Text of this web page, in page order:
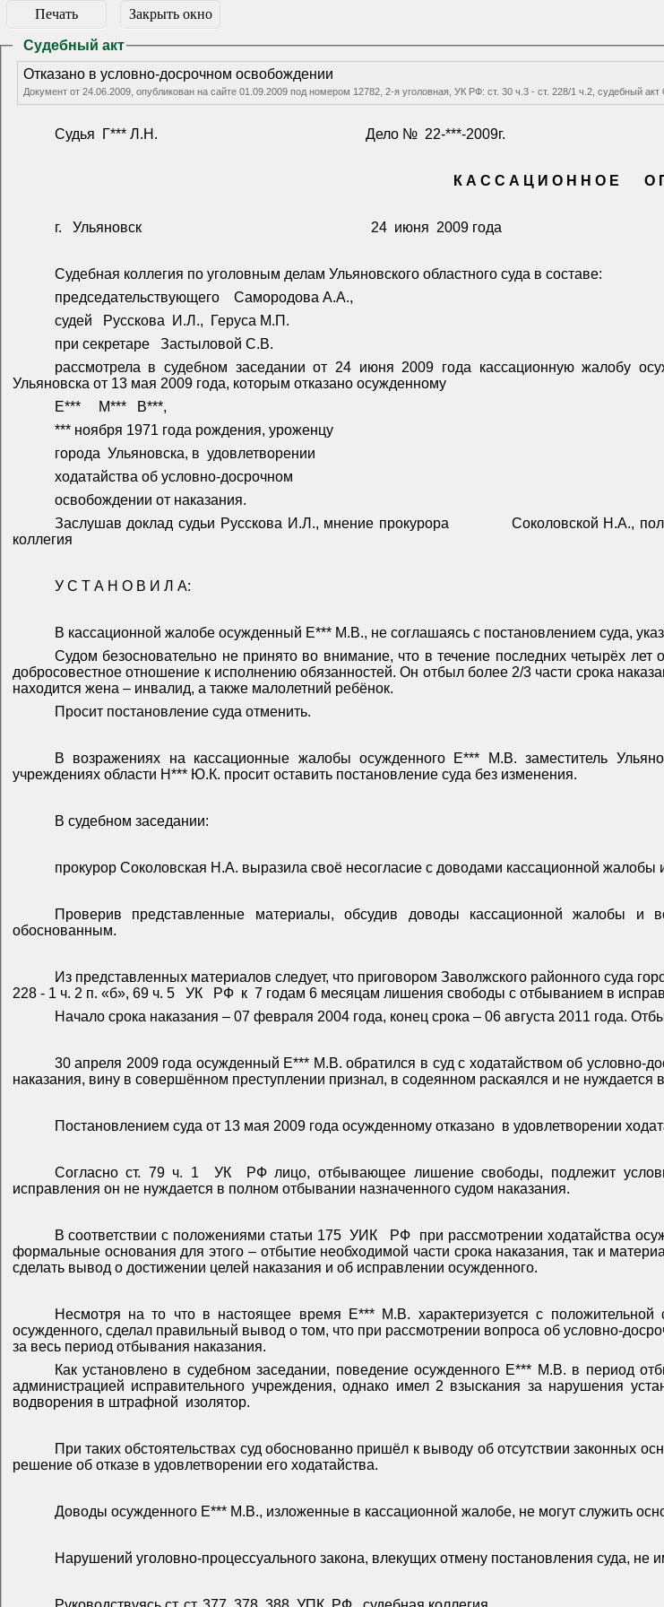
Печать Закрыть окно
Судебный акт
Отказано в условно-досрочном освобождении
Документ от 24.06.2009, опубликован на сайте 01.09.2009 под номером 12782, 2-я уголовная, УК РФ: ст. 30 ч.3 - ст. 228/1 ч.2,
Судья Г*** Л.Н. Дело № 22-***-2009г.
К А С С А Ц И О Н Н О Е О
г. Ульяновск 24 июня 2009 года
Судебная коллегия по уголовным делам Ульяновского областного суда в составе:
председательствующего
Самородова А.А.,
судей
Русскова И.Л.,
Геруса М.П.
при секретаре
Застыловой С.В.
рассмотрела в судебном заседании от 24 июня 2009 года кассационную жалобу
Ульяновска от 13 мая 2009 года, которым отказано осужденному
Е***
М***
В***,
*** ноября 1971 года рождения, уроженцу
города Ульяновска, в удовлетворении
ходатайства об условно-досрочном
освобождении от наказания.
Заслушав доклад судьи Русскова И.Л., мнение прокурора
Соколовской Н.А.,
коллегия
У С Т А Н О В И Л А:
В кассационной жалобе осужденный Е*** М.В., не соглашаясь с постановлением суда,
Судом безосновательно не принято во внимание, что в течение последних четырёх
добросовестное отношение к исполнению обязанностей. Он отбыл более 2/3 части срока
находится жена – инвалид, а также малолетний ребёнок.
Просит постановление суда отменить.
В возражениях на кассационные жалобы осужденного Е*** М.В. заместитель
учреждениях области Н*** Ю.К. просит оставить постановление суда без изменения.
В судебном заседании:
прокурор Соколовская Н.А. выразила своё несогласие с доводами кассационной жалобы
Проверив представленные материалы, обсудив доводы кассационной жалобы и
обоснованным.
Из представленных материалов следует, что приговором Заволжского районного суда
228 - 1 ч. 2 п. «б», 69 ч. 5
УК РФ к 7 годам 6 месяцам лишения свободы с отбыванием в
Начало срока наказания – 07 февраля 2004 года, конец срока – 06 августа 2011 года.
30 апреля 2009 года осужденный Е*** М.В. обратился в суд с ходатайством об условно-
наказания, вину в совершённом преступлении признал, в содеянном раскаялся и не
Постановлением суда от 13 мая 2009 года осужденному отказано в удовлетворении
Согласно ст. 79 ч. 1 УК
РФ лицо, отбывающее лишение свободы, подлежит
исправления он не нуждается в полном отбывании назначенного судом наказания.
В соответствии с положениями статьи 175 УИК РФ
при рассмотрении ходатайства
формальные основания для этого – отбытие необходимой части срока наказания, так и
сделать вывод о достижении целей наказания и об исправлении осужденного.
Несмотря на то что в настоящее время Е*** М.В. характеризуется с
осужденного, сделал правильный вывод о том, что при рассмотрении вопроса об условно-
за весь период отбывания наказания.
Как установлено в судебном заседании, поведение осужденного Е*** М.В. в период
администрацией исправительного учреждения, однако имел 2 взыскания за нарушения
водворения в штрафной изолятор.
При таких обстоятельствах суд обоснованно пришёл к выводу об отсутствии законных
решение об отказе в удовлетворении его ходатайства.
Доводы осужденного Е*** М.В., изложенные в кассационной жалобе, не могут служить
Нарушений уголовно-процессуального закона, влекущих отмену постановления суда, не